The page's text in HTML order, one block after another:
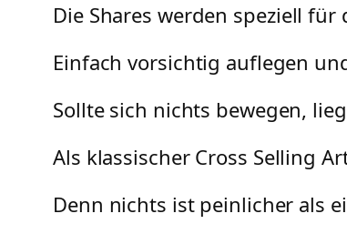
Die Shares werden speziell
Einfach vorsichtig auflegen
Sollte sich nichts bewegen,
Als klassischer Cross Selling
Denn nichts ist peinlicher als